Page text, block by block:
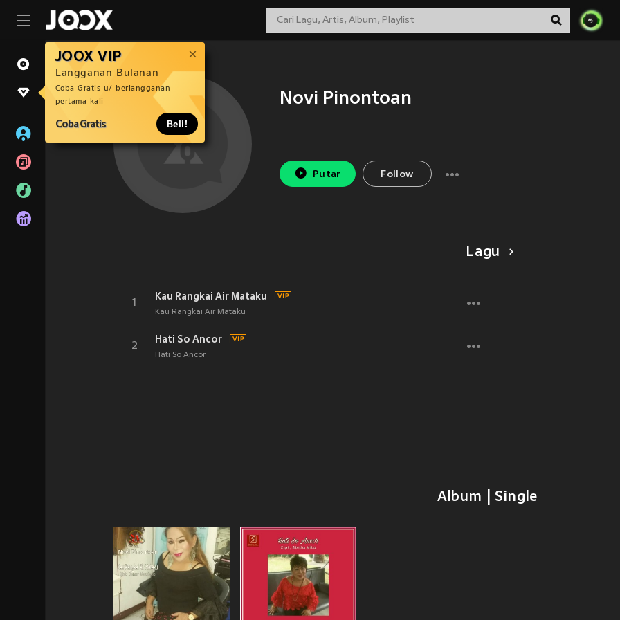
JOOX VIP
Langganan Bulanan
Coba Gratis u/ berlangganan
pertama kali
Coba Gratis Beli!
Novi Pinontoan
Putar Follow
Lagu
1
Kau Rangkai Air Mataku
Kau Rangkai Air Mataku
2
Hati So Ancor
Hati So Ancor
Album | Single